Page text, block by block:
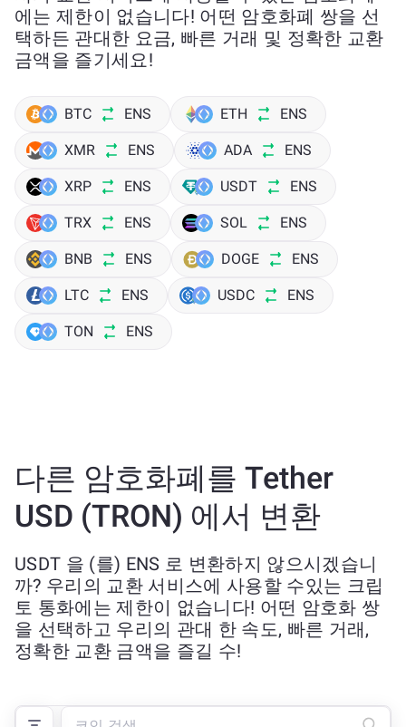
에는 제한이 없습니다! 어떤 암호화폐 쌍을 선
택하든 관대한 요금, 빠른 거래 및 정확한 교환
금액을 즐기세요!
BTC ENS ETH ENS
XMR ENS ADA ENS
XRP ENS USDT ENS
TRX ENS SOL ENS
BNB ENS DOGE ENS
LTC ENS USDC ENS
TON ENS
다른 암호화폐를 Tether
USD (TRON) 에서 변환
USDT 을 (를) ENS 로 변환하지 않으시겠습니
까? 우리의 교환 서비스에 사용할 수있는 크립
토 통화에는 제한이 없습니다! 어떤 암호화 쌍
을 선택하고 우리의 관대 한 속도, 빠른 거래,
정확한 교환 금액을 즐길 수!